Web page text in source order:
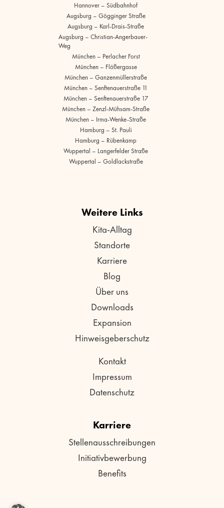
Hannover – Südbahnhof
Augsburg – Gögginger Straße
Augsburg – Karl-Drais-Straße
Augsburg – Christian-Angerbauer-
Weg
München – Perlacher Forst
München – Flößergasse
München – Ganzenmüllerstraße
München – Senftenauerstraße 11
München – Senftenauerstraße 17
München – Zenzl-Mühsam-Straße
München – Irma-Wenke-Straße
Hamburg – St. Pauli
Hamburg – Rübenkamp
Wuppertal – Langerfelder Straße
Wuppertal – Goldlackstraße
Weitere Links
Kita-Alltag
Standorte
Karriere
Blog
Über uns
Downloads
Expansion
Hinweisgeberschutz
Kontakt
Impressum
Datenschutz
Karriere
Stellenausschreibungen
Initiativbewerbung
Benefits